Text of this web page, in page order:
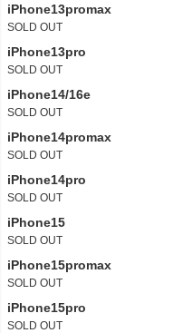
iPhone13promax
SOLD OUT
iPhone13pro
SOLD OUT
iPhone14/16e
SOLD OUT
iPhone14promax
SOLD OUT
iPhone14pro
SOLD OUT
iPhone15
SOLD OUT
iPhone15promax
SOLD OUT
iPhone15pro
SOLD OUT